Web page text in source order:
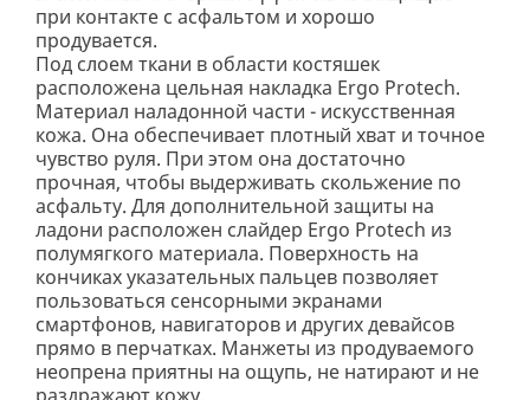
при контакте с асфальтом и хорошо
продувается.
Под слоем ткани в области костяшек
расположена цельная накладка Ergo Protech.
Материал наладонной части - искусственная
кожа. Она обеспечивает плотный хват и точное
чувство руля. При этом она достаточно
прочная, чтобы выдерживать скольжение по
асфальту. Для дополнительной защиты на
ладони расположен слайдер Ergo Protech из
полумягкого материала. Поверхность на
кончиках указательных пальцев позволяет
пользоваться сенсорными экранами
смартфонов, навигаторов и других девайсов
прямо в перчатках. Манжеты из продуваемого
неопрена приятны на ощупь, не натирают и не